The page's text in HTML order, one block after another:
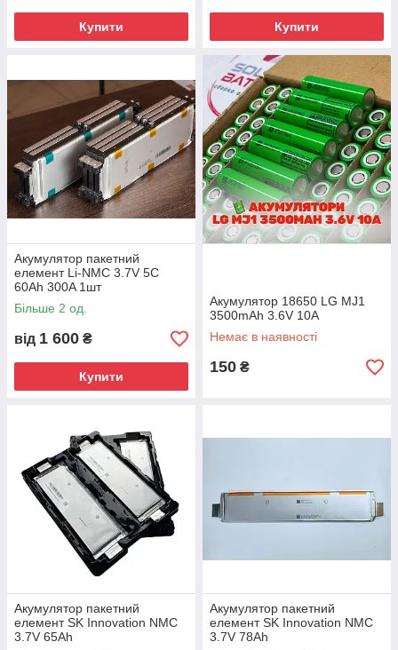
Купити Купити
Акумулятор пакетний
елемент Li-NMC 3.7V 5C
60Ah 300A 1шт
Більше 2 од.
від 1 600 ₴
Купити
Акумулятор 18650 LG MJ1
3500mAh 3.6V 10A
Немає в наявності
150 ₴
Акумулятор пакетний
елемент SK Innovation NMC
3.7V 65Ah
Акумулятор пакетний
елемент SK Innovation NMC
3.7V 78Ah